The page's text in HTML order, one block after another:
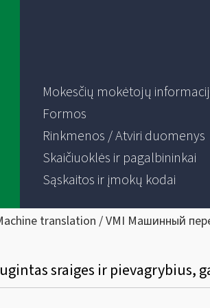
Mokesčių mokėtojų
Formos
Rinkmenos / Atviri duomenys
Skaičiuoklės ir pagalbininkai
Sąskaitos ir įmokų kodai
translation / VMI Машинный